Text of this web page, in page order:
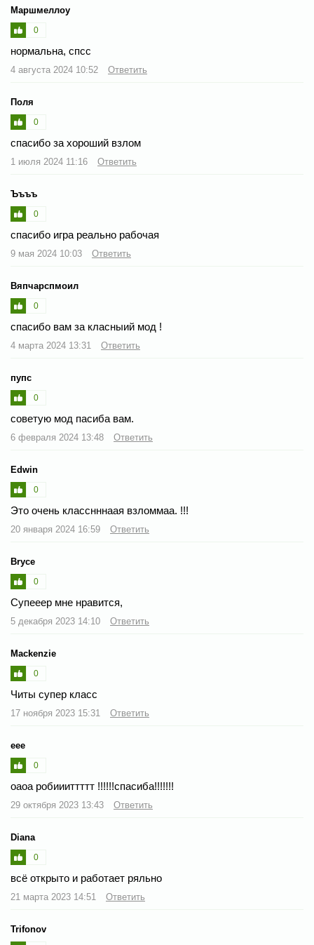
Маршмеллоу
0
нормальна, спсс
4 августа 2024 10:52 Ответить
Поля
0
спасибо за хороший взлом
1 июля 2024 11:16 Ответить
Ъъъъ
0
спасибо игра реально рабочая
9 мая 2024 10:03 Ответить
Вяпчарспмоил
0
спасибо вам за класныий мод !
4 марта 2024 13:31 Ответить
пупс
0
советую мод пасиба вам.
6 февраля 2024 13:48 Ответить
Edwin
0
Это очень класснннаая взломмаа. !!!
20 января 2024 16:59 Ответить
Bryce
0
Супееер мне нравится,
5 декабря 2023 14:10 Ответить
Mackenzie
0
Читы супер класс
17 ноября 2023 15:31 Ответить
еее
0
оаоа робиииттттт !!!!!!спасиба!!!!!!!
29 октября 2023 13:43 Ответить
Diana
0
всё открыто и работает ряльно
21 марта 2023 14:51 Ответить
Trifonov